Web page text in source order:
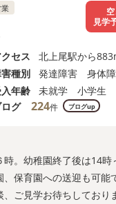
セス
北上尾駅から
種別
発達障害 身体
年齢
未就学 小学生
グ
224件 ブログup
。幼稚園終了後は14時
保育園への送迎も可能
ご見学お待ちしており
見学